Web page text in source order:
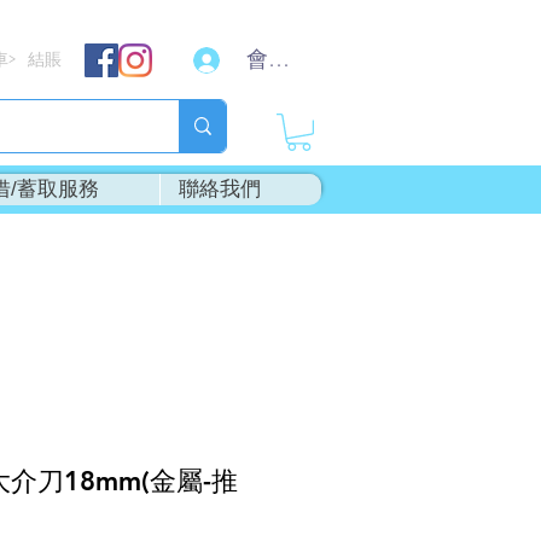
結賬 會員登入
/蓄取服務 聯絡我們
刀18mm(金屬-推